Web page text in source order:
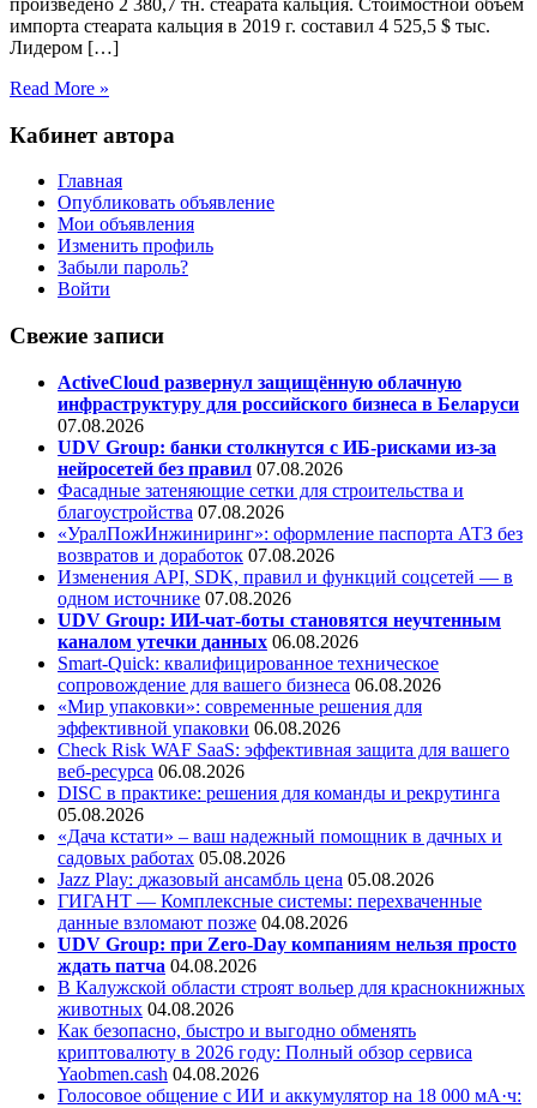
произведено 2 380,7 тн. стеарата кальция. Стоимостной объем
импорта стеарата кальция в 2019 г. составил 4 525,5 $ тыс.
Лидером […]
Read More »
Кабинет автора
Главная
Опубликовать объявление
Мои объявления
Изменить профиль
Забыли пароль?
Войти
Свежие записи
ActiveCloud развернул защищённую облачную
инфраструктуру для российского бизнеса в Беларуси
07.08.2026
UDV Group: банки столкнутся с ИБ-рисками из-за
нейросетей без правил 07.08.2026
Фасадные затеняющие сетки для строительства и
благоустройства 07.08.2026
«УралПожИнжиниринг»: оформление паспорта АТЗ без
возвратов и доработок 07.08.2026
Изменения API, SDK, правил и функций соцсетей — в
одном источнике 07.08.2026
UDV Group: ИИ-чат-боты становятся неучтенным
каналом утечки данных 06.08.2026
Smart-Quick: квалифицированное техническое
сопровождение для вашего бизнеса 06.08.2026
«Мир упаковки»: современные решения для
эффективной упаковки 06.08.2026
Check Risk WAF SaaS: эффективная защита для вашего
веб-ресурса 06.08.2026
DISC в практике: решения для команды и рекрутинга
05.08.2026
«Дача кстати» – ваш надежный помощник в дачных и
садовых работах 05.08.2026
Jazz Play: джазовый ансамбль цена 05.08.2026
ГИГАНТ — Комплексные системы: перехваченные
данные взломают позже 04.08.2026
UDV Group: при Zero-Day компаниям нельзя просто
ждать патча 04.08.2026
В Калужской области строят вольер для краснокнижных
животных 04.08.2026
Как безопасно, быстро и выгодно обменять
криптовалюту в 2026 году: Полный обзор сервиса
Yaobmen.cash 04.08.2026
Голосовое общение с ИИ и аккумулятор на 18 000 мА·ч: